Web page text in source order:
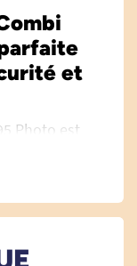
et
Photo est
pour offrir
aux
Grâce à
combiné